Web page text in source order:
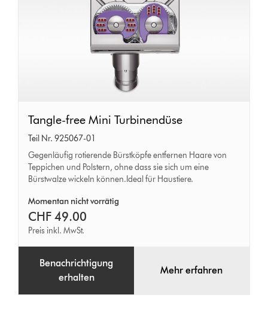
Tangle-
free
Mini
Turbinendüse
Tangle-free Mini Turbinendüse
Teil Nr. 925067-01
Gegenläufig rotierende Bürstköpfe entfernen Haare von
Teppichen und Polstern, ohne dass sie sich um eine
Bürstwalze wickeln können.Ideal für Haustiere.
Momentan nicht vorrätig
CHF 49.00
Preis inkl. MwSt.
Benachrichtigung
erhalten
Mehr erfahren